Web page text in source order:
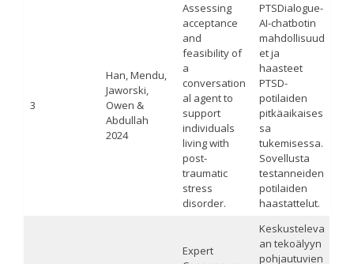
3
Han, Mendu,
Jaworski,
Owen &
Abdullah
2024
Assessing
acceptance
and
feasibility of
a
conversation
al agent to
support
individuals
living with
post-
traumatic
stress
disorder.
PTSDialogue-
AI-chatbotin
mahdollisuud
et ja
haasteet
PTSD-
potilaiden
pitkäaikaises
sa
tukemisessa.
Sovellusta
testanneiden
potilaiden
haastattelut.
Expert
Keskusteleva
an tekoälyyn
pohjautuvien